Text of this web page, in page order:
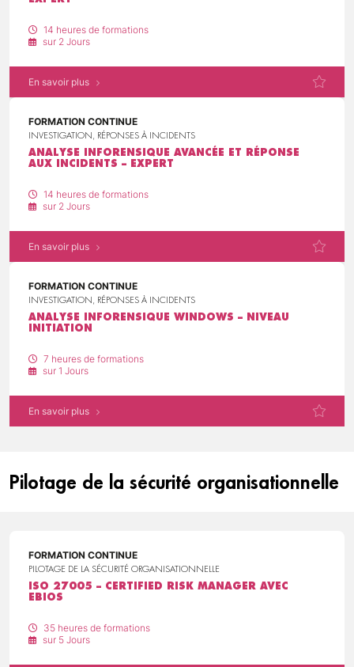
14 heures de formations
sur 2 Jours
En savoir plus
FORMATION CONTINUE
INVESTIGATION, RÉPONSES À INCIDENTS
ANALYSE INFORENSIQUE AVANCÉE ET RÉPONSE
AUX INCIDENTS – EXPERT
14 heures de formations
sur 2 Jours
En savoir plus
FORMATION CONTINUE
INVESTIGATION, RÉPONSES À INCIDENTS
ANALYSE INFORENSIQUE WINDOWS – NIVEAU
INITIATION
7 heures de formations
sur 1 Jours
En savoir plus
Pilotage de la sécurité organisationnelle
FORMATION CONTINUE
PILOTAGE DE LA SÉCURITÉ ORGANISATIONNELLE
ISO 27005 – CERTIFIED RISK MANAGER AVEC
EBIOS
35 heures de formations
sur 5 Jours